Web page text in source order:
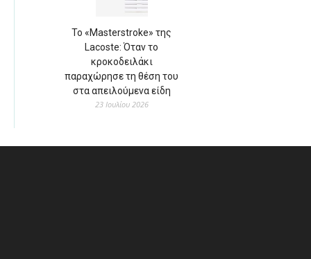
Το «Masterstroke» της
Lacoste: Όταν το
κροκοδειλάκι
παραχώρησε τη θέση του
στα απειλούμενα είδη
23 Ιουλίου 2026